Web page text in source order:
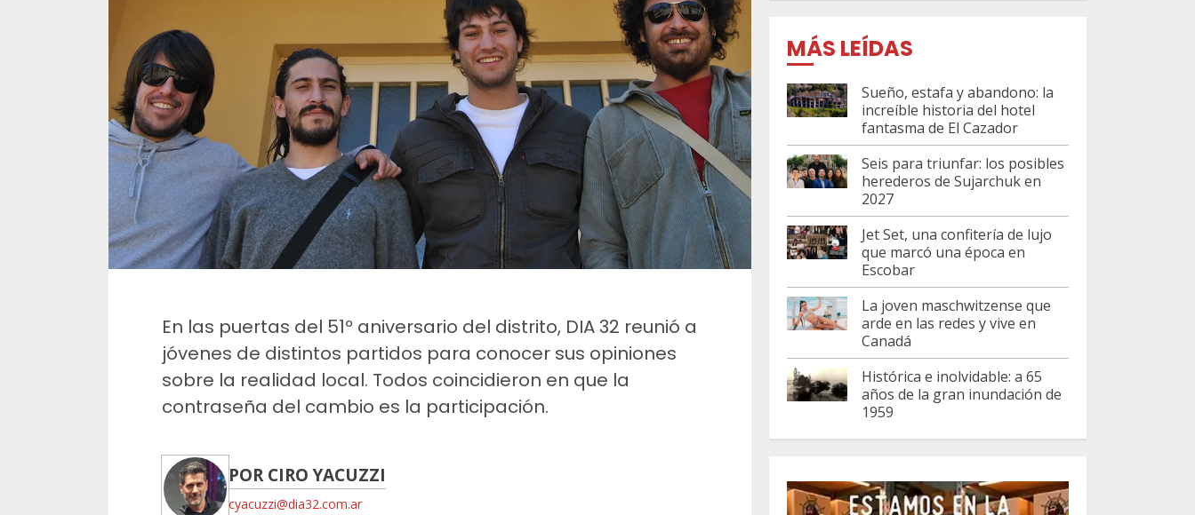
En las puertas del 51º aniversario del distrito, DIA 32 reunió a
jóvenes de distintos partidos para conocer sus opiniones
sobre la realidad local. Todos coincidieron en que la
contraseña del cambio es la participación.
POR CIRO YACUZZI
cyacuzzi@dia32.com.ar
MÁS LEÍDAS
Sueño, estafa y abandono: la
increíble historia del hotel
fantasma de El Cazador
Seis para triunfar: los posibles
herederos de Sujarchuk en
2027
Jet Set, una confitería de lujo
que marcó una época en
Escobar
La joven maschwitzense que
arde en las redes y vive en
Canadá
Histórica e inolvidable: a 65
años de la gran inundación de
1959